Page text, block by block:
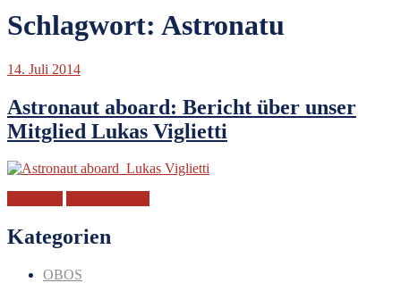
Schlagwort: Astronatu
14. Juli 2014
Astronaut aboard: Bericht über unser
Mitglied Lukas Viglietti
Kategorien
OBOS